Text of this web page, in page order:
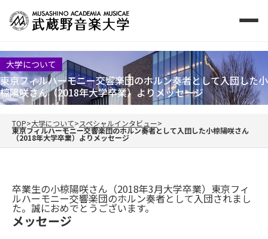
大学について
東京フィルハーモニー交響楽団のホルン奏者として入団した小
椋陽咲さん（2018年大学卒業）よりメッセージ
TOP 大学について スペシャルインタビュー
東京フィルハーモニー交響楽団のホルン奏者として入団した小椋陽咲さん
（2018年大学卒業）よりメッセージ
卒業生の小椋陽咲さん（2018年3月大学卒業）東京フィ
ルハーモニー交響楽団のホルン奏者として入団されまし
た。誠におめでとうございます。
メッセージ